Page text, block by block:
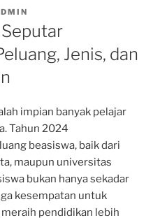
Jenis, dan
impian banyak pelajar
Tahun 2024
beasiswa, baik dari
maupun universitas
bukan hanya sekadar
kesempatan untuk
pendidikan lebih